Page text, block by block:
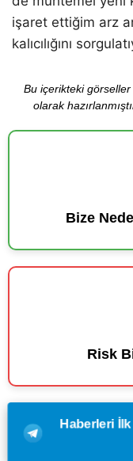
işaret ettiğim arz
kalıcılığını
Bu içerikteki
olarak
Bize
Risk
Haberleri